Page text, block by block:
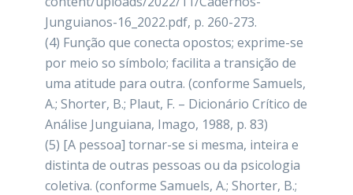
Junguianos-16_2022.pdf, p. 260-273.
(4) Função que conecta opostos; exprime-se
por meio so símbolo; facilita a transição de
uma atitude para outra. (conforme Samuels,
A.; Shorter, B.; Plaut, F. – Dicionário Crítico de
Análise Junguiana, Imago, 1988, p. 83)
(5) [A pessoa] tornar-se si mesma, inteira e
distinta de outras pessoas ou da psicologia
coletiva. (conforme Samuels, A.; Shorter, B.;